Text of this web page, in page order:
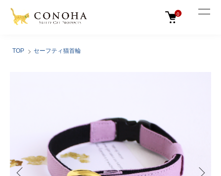
0
TOP セーフティ猫首輪